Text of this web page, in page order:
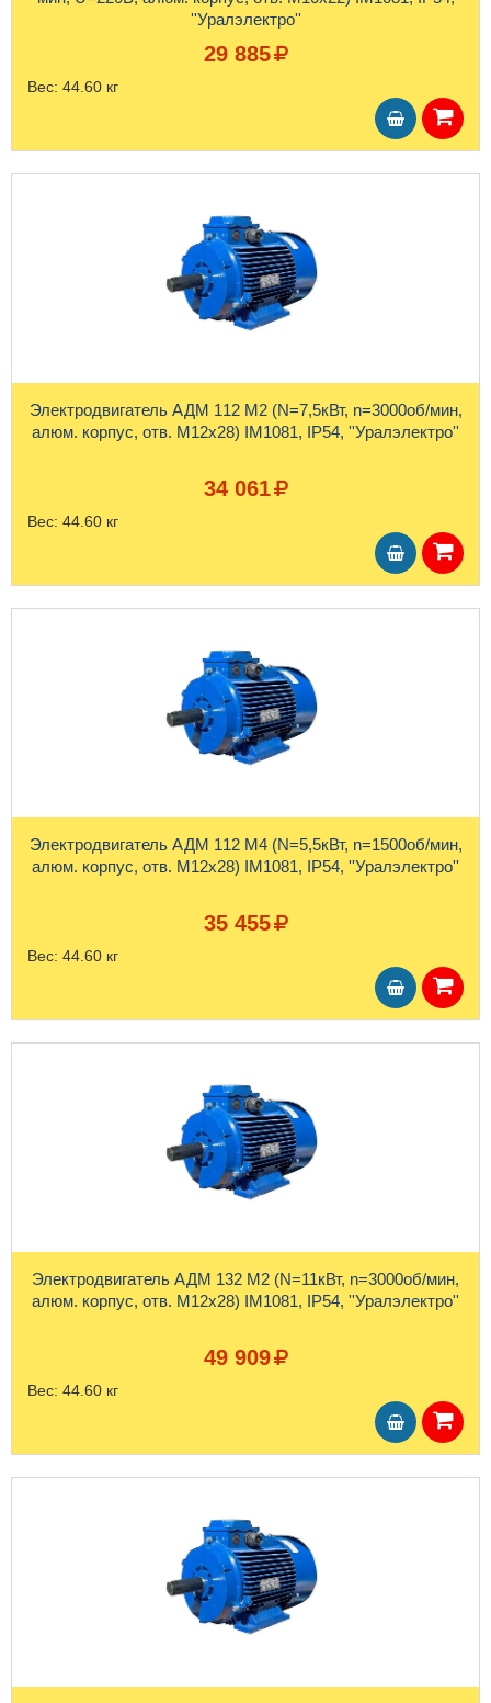
''Уралэлектро''
29 885
Вес: 44.60 кг
Электродвигатель АДМ 112 М2 (N=7,5кВт, n=3000об/мин,
алюм. корпус, отв. М12х28) IM1081, IP54, ''Уралэлектро''
34 061
Вес: 44.60 кг
Электродвигатель АДМ 112 М4 (N=5,5кВт, n=1500об/мин,
алюм. корпус, отв. М12х28) IM1081, IP54, ''Уралэлектро''
35 455
Вес: 44.60 кг
Электродвигатель АДМ 132 М2 (N=11кВт, n=3000об/мин,
алюм. корпус, отв. М12х28) IM1081, IP54, ''Уралэлектро''
49 909
Вес: 44.60 кг